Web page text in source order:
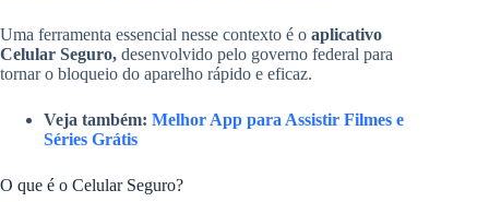
Uma ferramenta essencial nesse contexto é o aplicativo
Celular Seguro, desenvolvido pelo governo federal para
tornar o bloqueio do aparelho rápido e eficaz.
Veja também: Melhor App para Assistir Filmes e
Séries Grátis
O que é o Celular Seguro?